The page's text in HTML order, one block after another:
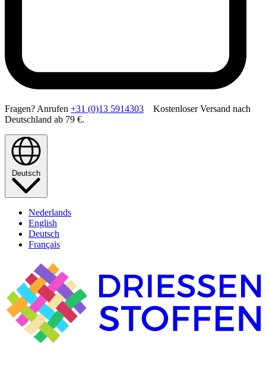
Fragen? Anrufen +31 (0)13 5914303 Kostenloser Versand nach
Deutschland ab 79 €.
Deutsch
Nederlands
English
Deutsch
Français